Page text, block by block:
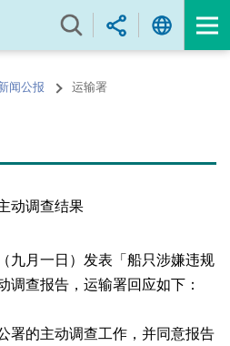
闻公报 运输署
动调查结果
月一日）发表「船只涉嫌违规
调查报告，运输署回应如下：
的主动调查工作，并同意报告